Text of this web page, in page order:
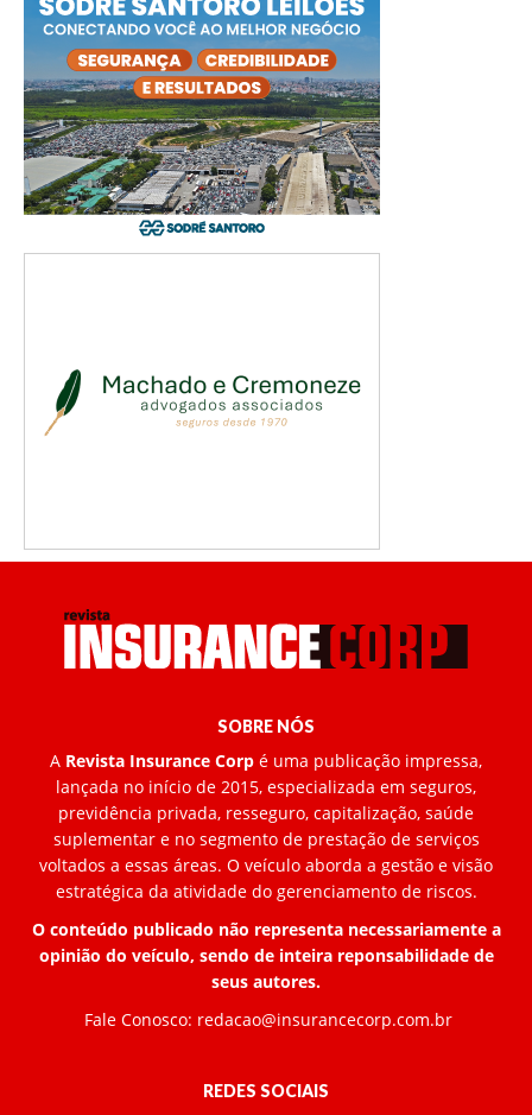
SOBRE NÓS
A Revista Insurance Corp é uma publicação impressa,
lançada no início de 2015, especializada em seguros,
previdência privada, resseguro, capitalização, saúde
suplementar e no segmento de prestação de serviços
voltados a essas áreas. O veículo aborda a gestão e visão
estratégica da atividade do gerenciamento de riscos.
O conteúdo publicado não representa necessariamente a
opinião do veículo, sendo de inteira reponsabilidade de
seus autores.
Fale Conosco: redacao@insurancecorp.com.br
REDES SOCIAIS